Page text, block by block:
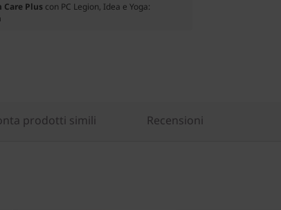
Plus con PC Legion, Idea e Yoga:
prodotti simili Recensioni